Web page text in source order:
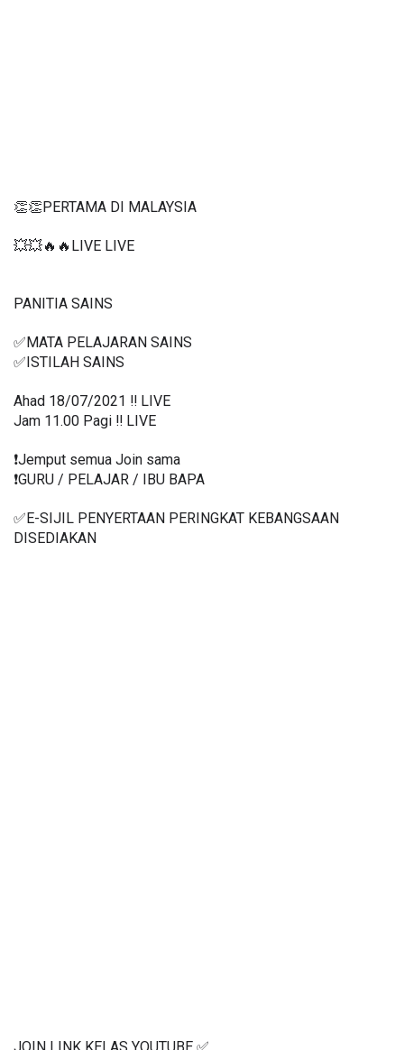
👏👏PERTAMA DI MALAYSIA
💥💥🔥🔥LIVE LIVE
PANITIA SAINS
✅MATA PELAJARAN SAINS
✅ISTILAH SAINS
Ahad 18/07/2021 ‼️ LIVE
Jam 11.00 Pagi ‼️ LIVE
❗️Jemput semua Join sama
❗️GURU / PELAJAR / IBU BAPA
✅E-SIJIL PENYERTAAN PERINGKAT KEBANGSAAN
DISEDIAKAN